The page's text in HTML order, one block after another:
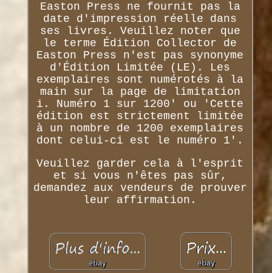
Easton Press ne fournit pas la
date d'impression réelle dans
ses livres. Veuillez noter que
le terme Édition Collector de
Easton Press n'est pas synonyme
d'Édition Limitée (LE). Les
exemplaires sont numérotés à la
main sur la page de limitation
i. Numéro 1 sur 1200' ou 'Cette
édition est strictement limitée
à un nombre de 1200 exemplaires
dont celui-ci est le numéro 1'.
Veuillez garder cela à l'esprit
et si vous n'êtes pas sûr,
demandez aux vendeurs de prouver
leur affirmation.